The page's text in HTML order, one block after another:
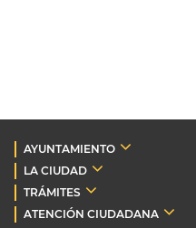
AYUNTAMIENTO
LA CIUDAD
TRÁMITES
ATENCIÓN CIUDADANA